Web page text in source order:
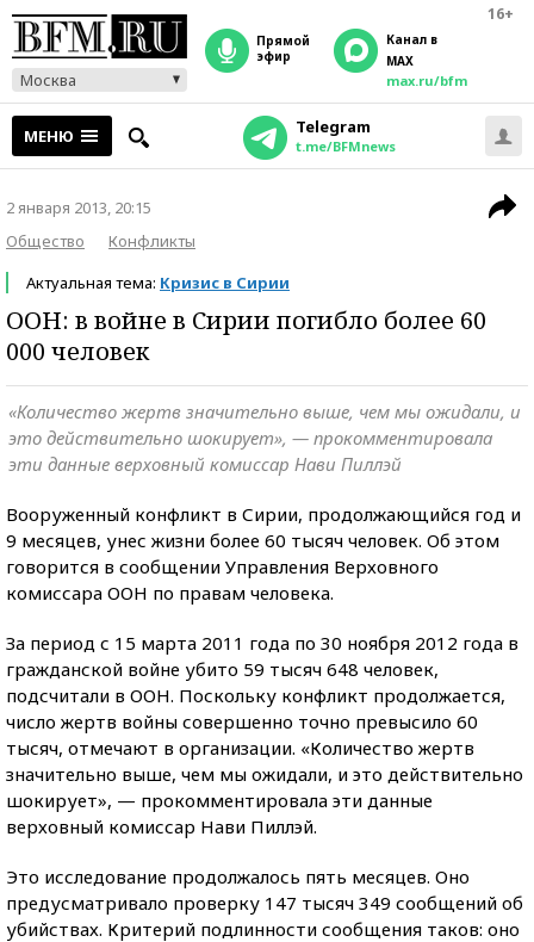
16+
Москва
прямой
эфир
Канал в
MAX
max.ru/bfm
МЕНЮ Telegram
t.me/BFMnews
2 января 2013, 20:15
Общество
Конфликты
Актуальная тема: Кризис в Сирии
ООН: в войне в Сирии погибло более 60
000 человек
«Количество жертв значительно выше, чем мы ожидали, и
это действительно шокирует», — прокомментировала
эти данные верховный комиссар Нави Пиллэй
Вооруженный конфликт в Сирии, продолжающийся год и
9 месяцев, унес жизни более 60 тысяч человек. Об этом
говорится в сообщении Управления Верховного
комиссара ООН по правам человека.
За период с 15 марта 2011 года по 30 ноября 2012 года в
гражданской войне убито 59 тысяч 648 человек,
подсчитали в ООН. Поскольку конфликт продолжается,
число жертв войны совершенно точно превысило 60
тысяч, отмечают в организации. «Количество жертв
значительно выше, чем мы ожидали, и это действительно
шокирует», — прокомментировала эти данные
верховный комиссар Нави Пиллэй.
Это исследование продолжалось пять месяцев. Оно
предусматривало проверку 147 тысяч 349 сообщений об
убийствах. Критерий подлинности сообщения таков: оно